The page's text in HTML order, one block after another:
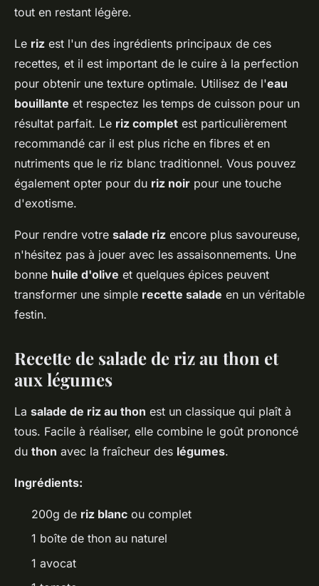
tout en restant légère.
Le riz est l'un des ingrédients principaux de ces
recettes, et il est important de le cuire à la perfection
pour obtenir une texture optimale. Utilisez de l'eau
bouillante et respectez les temps de cuisson pour un
résultat parfait. Le riz complet est particulièrement
recommandé car il est plus riche en fibres et en
nutriments que le riz blanc traditionnel. Vous pouvez
également opter pour du riz noir pour une touche
d'exotisme.
Pour rendre votre salade riz encore plus savoureuse,
n'hésitez pas à jouer avec les assaisonnements. Une
bonne huile d'olive et quelques épices peuvent
transformer une simple recette salade en un véritable
festin.
Recette de salade de riz au thon et
aux légumes
La salade de riz au thon est un classique qui plaît à
tous. Facile à réaliser, elle combine le goût prononcé
du thon avec la fraîcheur des légumes.
Ingrédients:
200g de riz blanc ou complet
1 boîte de thon au naturel
1 avocat